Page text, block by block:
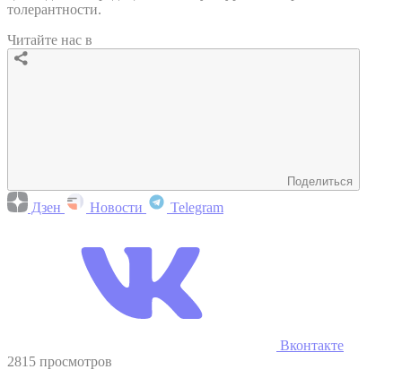
толерантности.
Читайте нас в
Поделиться
Дзен Новости Telegram
Вконтакте
2815 просмотров